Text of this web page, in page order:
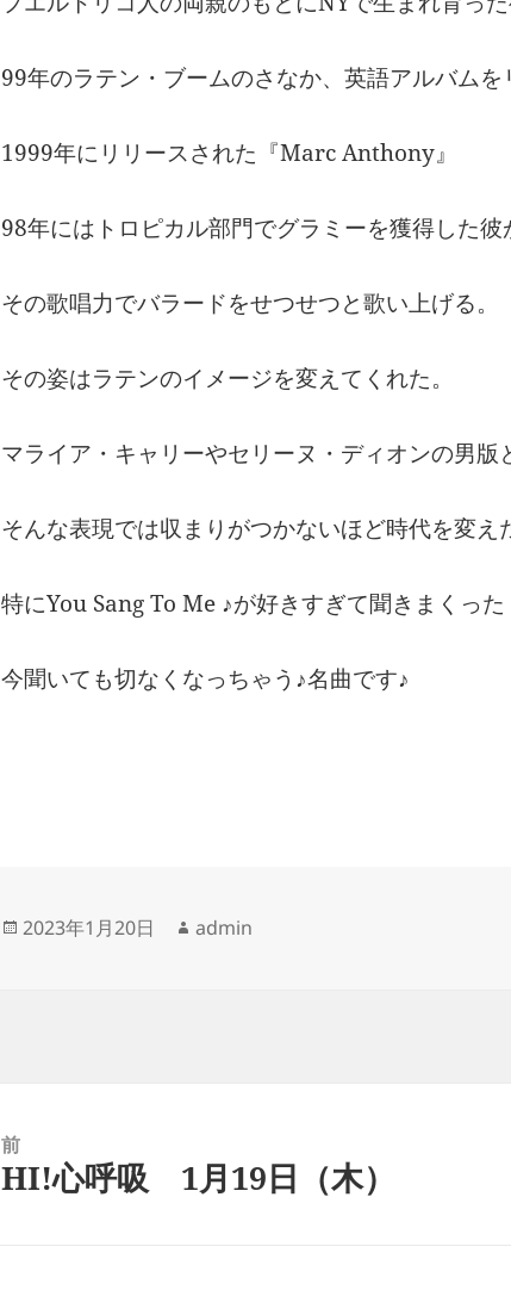
99年のラテン・ブームのさなか、英語アルバムを
1999年にリリースされた『Marc Anthony』
98年にはトロピカル部門でグラミーを獲得した彼
その歌唱力でバラードをせつせつと歌い上げる。
その姿はラテンのイメージを変えてくれた。
マライア・キャリーやセリーヌ・ディオンの男版
そんな表現では収まりがつかないほど時代を変え
特にYou Sang To Me ♪が好きすぎて聞きまくった
今聞いても切なくなっちゃう♪名曲です♪
投
2023年1月20日
作
admin
前
前
HI!心呼吸 1月19日（木）